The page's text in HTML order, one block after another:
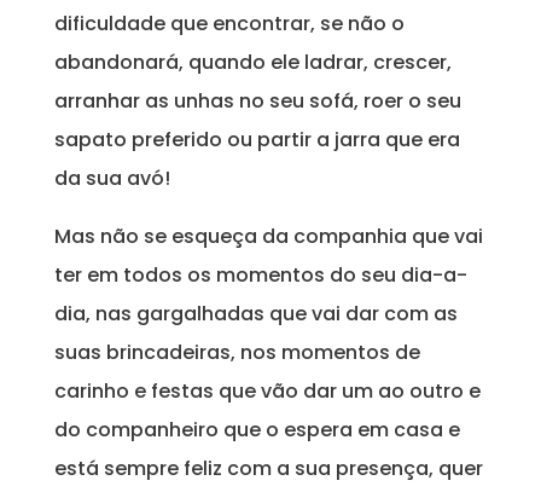
dificuldade que encontrar, se não o
abandonará, quando ele ladrar, crescer,
arranhar as unhas no seu sofá, roer o seu
sapato preferido ou partir a jarra que era
da sua avó!
Mas não se esqueça da companhia que vai
ter em todos os momentos do seu dia-a-
dia, nas gargalhadas que vai dar com as
suas brincadeiras, nos momentos de
carinho e festas que vão dar um ao outro e
do companheiro que o espera em casa e
está sempre feliz com a sua presença, quer